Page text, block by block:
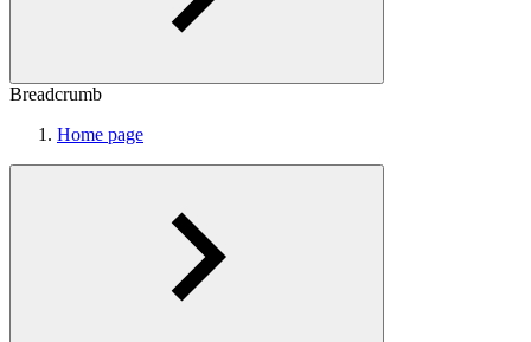
Breadcrumb
Home page